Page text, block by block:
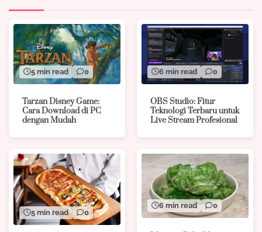
5 min read 0
Tarzan Disney Game:
Cara Download di PC
dengan Mudah
6 min read 0
OBS Studio: Fitur
Teknologi Terbaru untuk
Live Stream Profesional
5 min read 0
6 min read 0